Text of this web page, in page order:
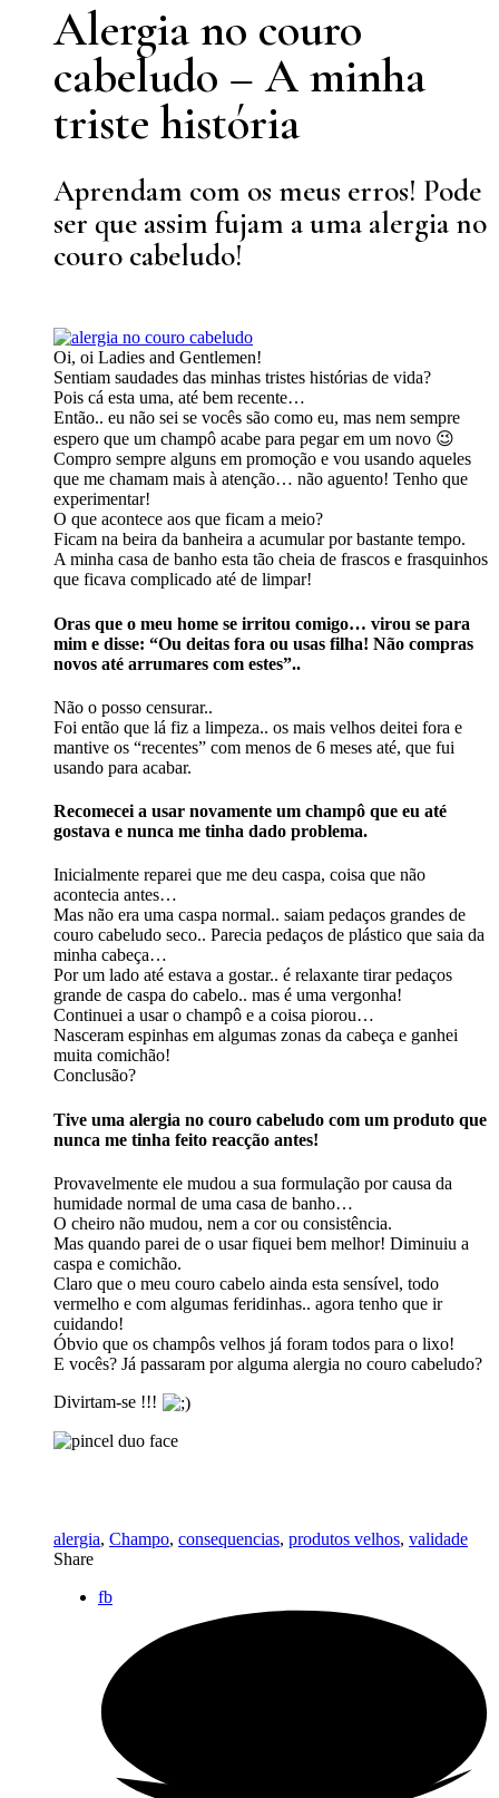
Alergia no couro
cabeludo – A minha
triste história
Aprendam com os meus erros! Pode
ser que assim fujam a uma alergia no
couro cabeludo!
Oi, oi Ladies and Gentlemen!
Sentiam saudades das minhas tristes histórias de vida?
Pois cá esta uma, até bem recente…
Então.. eu não sei se vocês são como eu, mas nem sempre
espero que um champô acabe para pegar em um novo 😉
Compro sempre alguns em promoção e vou usando aqueles
que me chamam mais à atenção… não aguento! Tenho que
experimentar!
O que acontece aos que ficam a meio?
Ficam na beira da banheira a acumular por bastante tempo.
A minha casa de banho esta tão cheia de frascos e frasquinhos
que ficava complicado até de limpar!
Oras que o meu home se irritou comigo… virou se para
mim e disse: “Ou deitas fora ou usas filha! Não compras
novos até arrumares com estes”..
Não o posso censurar..
Foi então que lá fiz a limpeza.. os mais velhos deitei fora e
mantive os “recentes” com menos de 6 meses até, que fui
usando para acabar.
Recomecei a usar novamente um champô que eu até
gostava e nunca me tinha dado problema.
Inicialmente reparei que me deu caspa, coisa que não
acontecia antes…
Mas não era uma caspa normal.. saiam pedaços grandes de
couro cabeludo seco.. Parecia pedaços de plástico que saia da
minha cabeça…
Por um lado até estava a gostar.. é relaxante tirar pedaços
grande de caspa do cabelo.. mas é uma vergonha!
Continuei a usar o champô e a coisa piorou…
Nasceram espinhas em algumas zonas da cabeça e ganhei
muita comichão!
Conclusão?
Tive uma alergia no couro cabeludo com um produto que
nunca me tinha feito reacção antes!
Provavelmente ele mudou a sua formulação por causa da
humidade normal de uma casa de banho…
O cheiro não mudou, nem a cor ou consistência.
Mas quando parei de o usar fiquei bem melhor! Diminuiu a
caspa e comichão.
Claro que o meu couro cabelo ainda esta sensível, todo
vermelho e com algumas feridinhas.. agora tenho que ir
cuidando!
Óbvio que os champôs velhos já foram todos para o lixo!
E vocês? Já passaram por alguma alergia no couro cabeludo?
Divirtam-se !!!
alergia, Champo, consequencias, produtos velhos, validade
Share
fb